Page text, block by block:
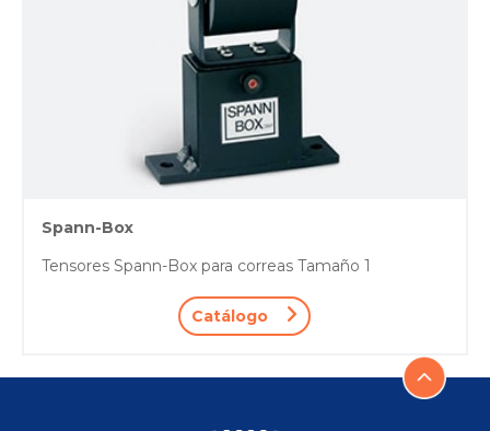
Spann-Box
Tensores Spann-Box para correas Tamaño 1
Catálogo